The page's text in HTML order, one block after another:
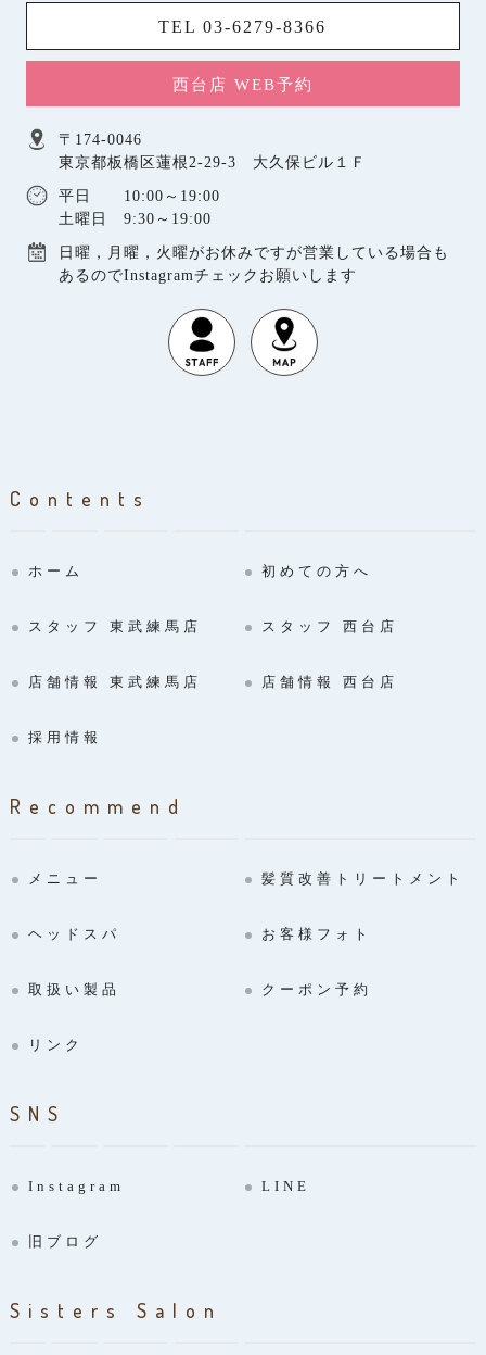
TEL 03-6279-8366
西台店 WEB予約
〒174-0046
東京都板橋区蓮根2-29-3 大久保ビル１Ｆ
平日 10:00～19:00
土曜日 9:30～19:00
日曜，月曜，火曜がお休みですが営業している場合も
あるのでInstagramチェックお願いします
Contents
ホーム 初めての方へ
スタッフ 東武練馬店 スタッフ 西台店
店舗情報 東武練馬店 店舗情報 西台店
採用情報
Recommend
メニュー 髪質改善トリートメント
ヘッドスパ お客様フォト
取扱い製品 クーポン予約
リンク
SNS
Instagram LINE
旧ブログ
Sisters Salon